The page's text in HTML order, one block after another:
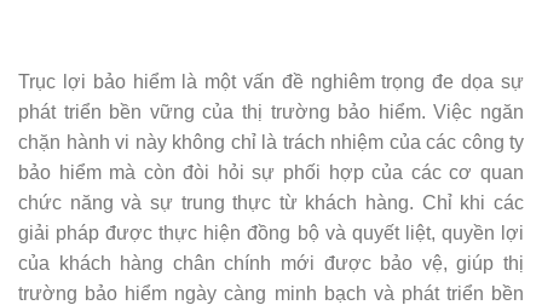
Trục lợi bảo hiểm là một vấn đề nghiêm trọng đe dọa sự
phát triển bền vững của thị trường bảo hiểm. Việc ngăn
chặn hành vi này không chỉ là trách nhiệm của các công ty
bảo hiểm mà còn đòi hỏi sự phối hợp của các cơ quan
chức năng và sự trung thực từ khách hàng. Chỉ khi các
giải pháp được thực hiện đồng bộ và quyết liệt, quyền lợi
của khách hàng chân chính mới được bảo vệ, giúp thị
trường bảo hiểm ngày càng minh bạch và phát triển bền